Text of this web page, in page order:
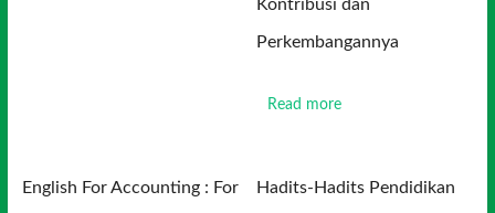
Kontribusi dan
Perkembangannya
Read more
English For Accounting : For Hadits-Hadits Pendidikan